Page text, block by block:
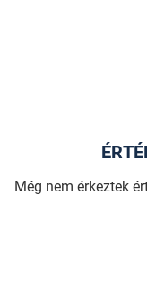
Még nem érkeztek